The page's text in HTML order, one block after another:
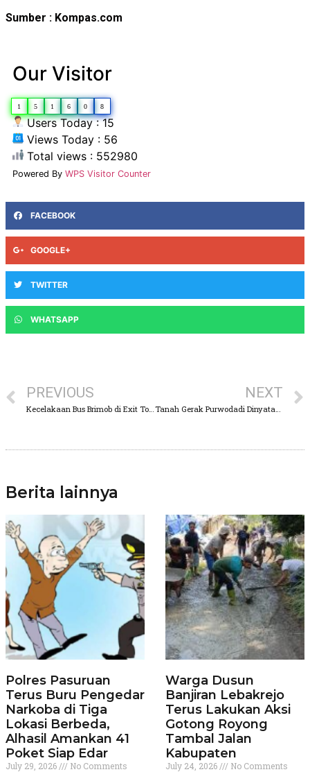
Sumber : Kompas.com
Our Visitor
1 5 1 6 0 8
Users Today : 15
Views Today : 56
Total views : 552980
Powered By WPS Visitor Counter
FACEBOOK
GOOGLE+
TWITTER
WHATSAPP
PREVIOUS NEXT
Berita lainnya
Polres Pasuruan
Terus Buru Pengedar
Narkoba di Tiga
Lokasi Berbeda,
Alhasil Amankan 41
Poket Siap Edar
July 29, 2026 No Comments
Warga Dusun
Banjiran Lebakrejo
Terus Lakukan Aksi
Gotong Royong
Tambal Jalan
Kabupaten
July 24, 2026 No Comments